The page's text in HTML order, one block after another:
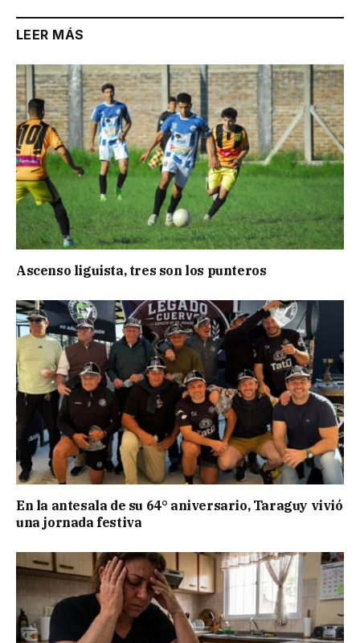
LEER MÁS
Ascenso liguista, tres son los punteros
En la antesala de su 64° aniversario, Taraguy vivió
una jornada festiva